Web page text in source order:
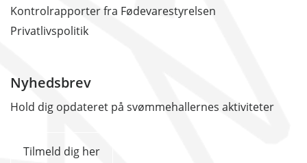
Kontrolrapporter fra Fødevarestyrelsen
Privatlivspolitik
Nyhedsbrev
Hold dig opdateret på svømmehallernes aktiviteter
Tilmeld dig her